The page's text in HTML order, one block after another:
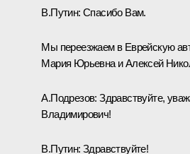
В.Путин: Спасибо Вам.
Мы переезжаем в Еврейскую
Мария Юрьевна и Алексей
А.Подрезов: Здравствуйте,
Владимирович!
В.Путин: Здравствуйте!